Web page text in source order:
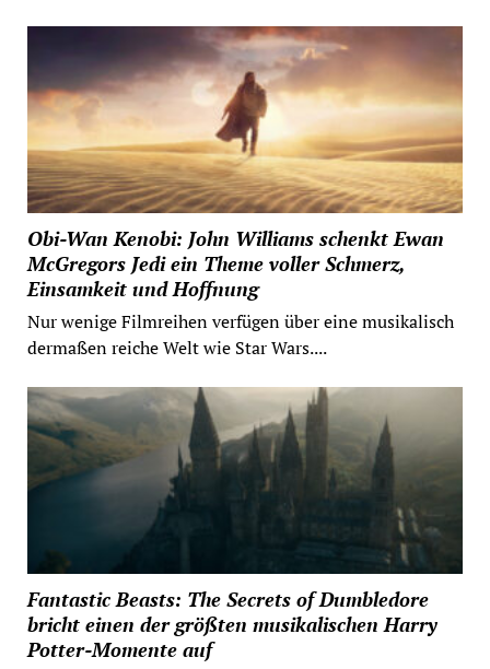
Obi-Wan Kenobi: John Williams schenkt Ewan
McGregors Jedi ein Theme voller Schmerz,
Einsamkeit und Hoffnung
Nur wenige Filmreihen verfügen über eine musikalisch
dermaßen reiche Welt wie Star Wars....
Fantastic Beasts: The Secrets of Dumbledore
bricht einen der größten musikalischen Harry
Potter-Momente auf